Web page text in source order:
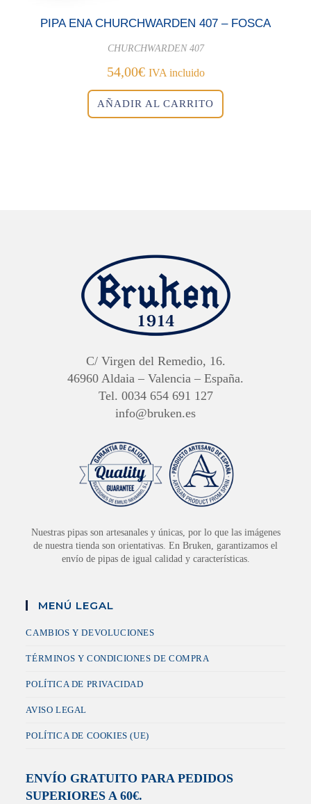
PIPA ENA CHURCHWARDEN 407 – FOSCA
CHURCHWARDEN 407
54,00€ IVA incluido
AÑADIR AL CARRITO
C/ Virgen del Remedio, 16.
46960 Aldaia – Valencia – España.
Tel. 0034 654 691 127
info@bruken.es
Nuestras pipas son artesanales y únicas, por lo que las imágenes
de nuestra tienda son orientativas. En Bruken, garantizamos el
envío de pipas de igual calidad y características.
MENÚ LEGAL
CAMBIOS Y DEVOLUCIONES
TÉRMINOS Y CONDICIONES DE COMPRA
POLÍTICA DE PRIVACIDAD
AVISO LEGAL
POLÍTICA DE COOKIES (UE)
ENVÍO GRATUITO PARA PEDIDOS
SUPERIORES A 60€.